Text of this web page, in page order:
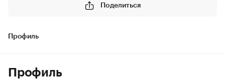
Поделиться
Профиль
Профиль